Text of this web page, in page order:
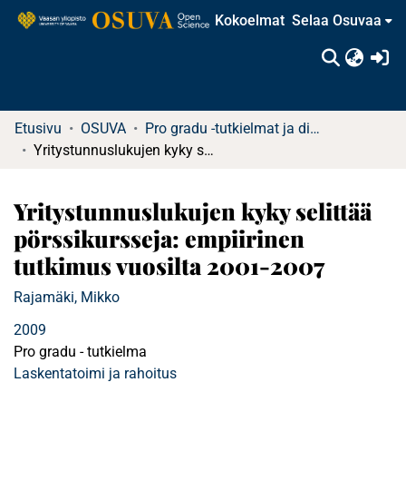
Kokoelmat Selaa Osuvaa
Etusivu OSUVA
Pro gradu -tutkielmat ja diplomityöt
Yritystunnuslukujen kyky selittää pörssikursseja: empiirinen tutkimus vuosilta 2001-2007
Yritystunnuslukujen kyky selittää
pörssikursseja: empiirinen
tutkimus vuosilta 2001-2007
Rajamäki, Mikko
2009
Pro gradu - tutkielma
Laskentatoimi ja rahoitus